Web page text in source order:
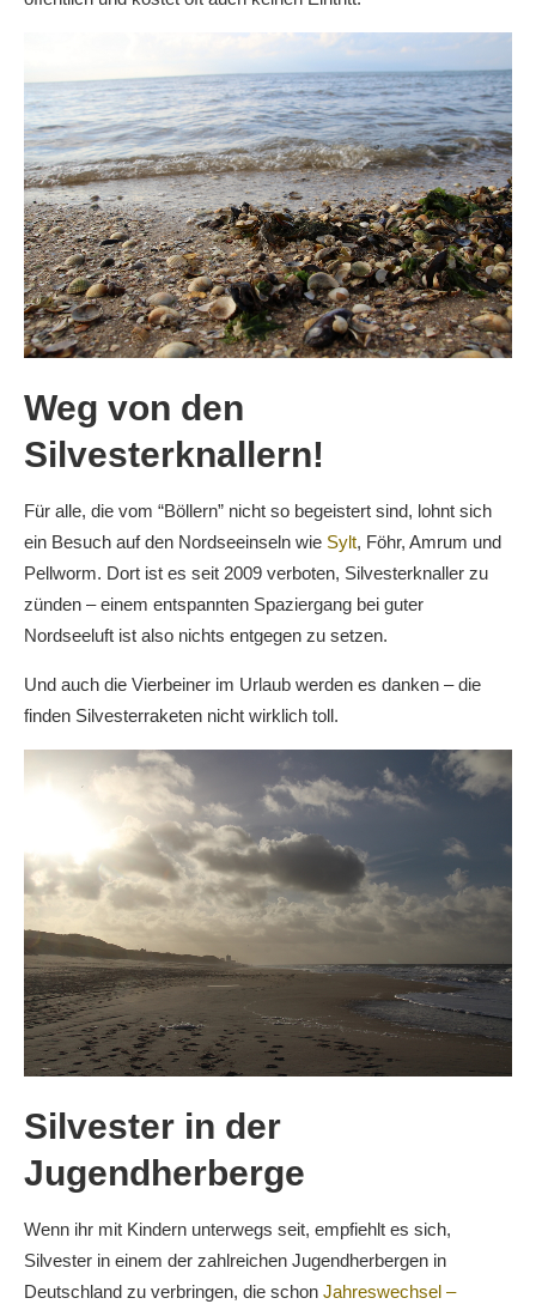
Weg von den
Silvesterknallern!
Für alle, die vom “Böllern” nicht so begeistert sind, lohnt sich
ein Besuch auf den Nordseeinseln wie Sylt, Föhr, Amrum und
Pellworm. Dort ist es seit 2009 verboten, Silvesterknaller zu
zünden – einem entspannten Spaziergang bei guter
Nordseeluft ist also nichts entgegen zu setzen.
Und auch die Vierbeiner im Urlaub werden es danken – die
finden Silvesterraketen nicht wirklich toll.
Silvester in der
Jugendherberge
Wenn ihr mit Kindern unterwegs seit, empfiehlt es sich,
Silvester in einem der zahlreichen Jugendherbergen in
Deutschland zu verbringen, die schon Jahreswechsel –